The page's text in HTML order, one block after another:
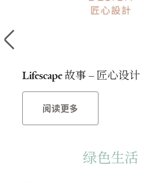
Lifescape 故事 – 匠心设计
阅读更多
绿色生活